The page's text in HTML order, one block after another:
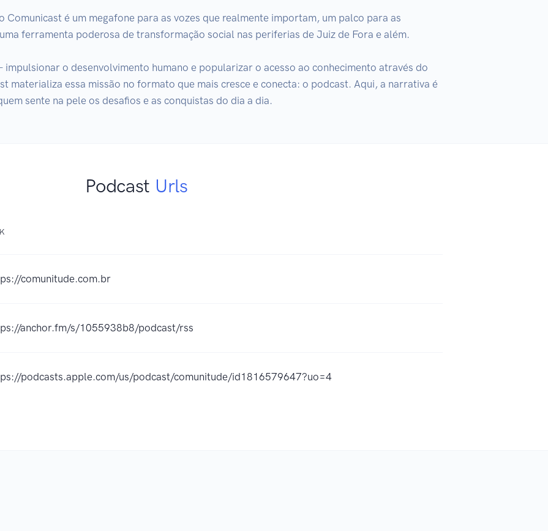
Comunicast é um megafone para as vozes que realmente importam, um palco para as
ferramenta poderosa de transformação social nas periferias de Juiz de Fora e além.
impulsionar o desenvolvimento humano e popularizar o acesso ao conhecimento através do
materializa essa missão no formato que mais cresce e conecta: o podcast. Aqui, a narrativa é
sente na pele os desafios e as conquistas do dia a dia.
Podcast Urls
comunitude.com.br
anchor.fm/s/1055938b8/podcast/rss
podcasts.apple.com/us/podcast/comunitude/id1816579647?uo=4